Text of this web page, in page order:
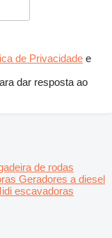
de Privacidade e
dar resposta ao
de rodas
Geradores a diesel
escavadoras